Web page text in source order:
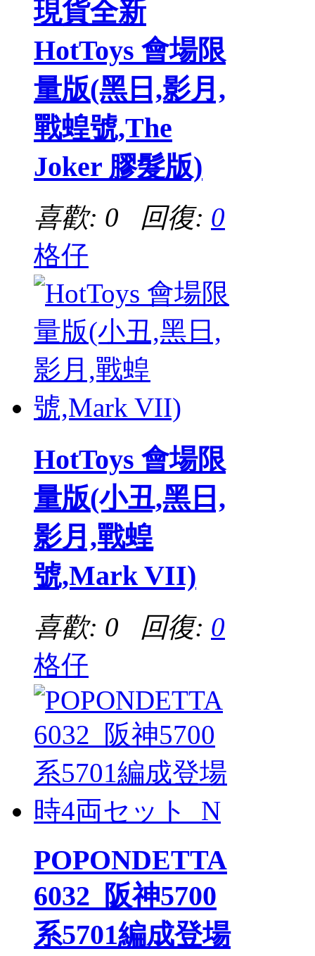
現貨全新
HotToys 會場限
量版(黑日,影月,
戰蝗號,The
Joker 膠髮版)
喜歡: 0 回復: 0
格仔
HotToys 會場限
量版(小丑,黑日,
影月,戰蝗
號,Mark VII)
喜歡: 0 回復: 0
格仔
POPONDETTA
6032_阪神5700
系5701編成登場